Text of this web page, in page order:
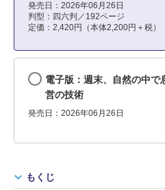
発売日：2026年06月26日
判型：四六判／192ページ
定価：2,420円（本体2,200円＋税）
電子版：週末、自然の中
営の技術
発売日：2026年06月26日
もくじ